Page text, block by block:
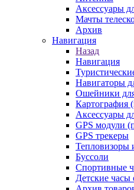
Аксессуары
Мачты
Архив
Навигация
Назад
Навигация
Навигаторы
Ошейники
Картография
Аксессуары
GPS модули
GPS трекеры
Тепловизоры
Буссоли
Спортивные
Детские часы